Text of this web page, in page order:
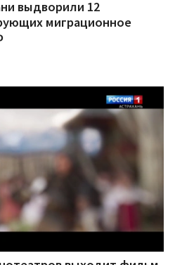
выдворили 12
миграционное